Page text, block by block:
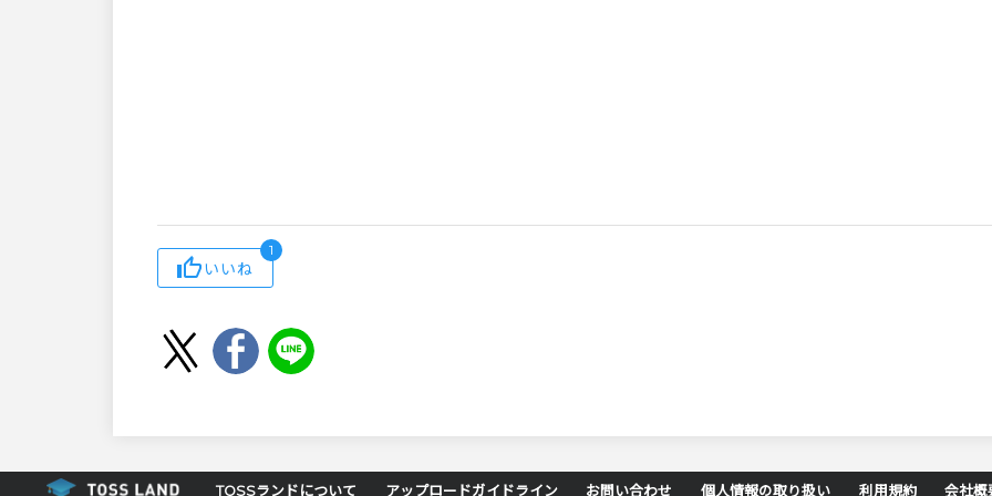
いいね
1
TOSSランドについて アップロードガイドライン お問い合わせ 個人情報の取り扱い 利用規約 会社概